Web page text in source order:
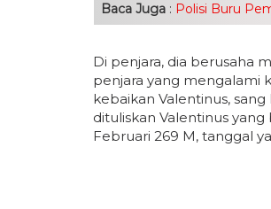
Baca Juga : Polisi Buru
Di penjara, dia berusaha
penjara yang mengalami
kebaikan Valentinus,
dituliskan Valentinus
Februari 269 M, tanggal